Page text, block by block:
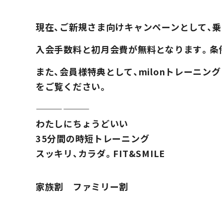
現在、ご新規さま向けキャンペーンとして
入会手数料と初月会費が無料となります。
また、会員様特典として、milonトレーニン
をご覧ください。
——————
わたしにちょうどいい
35分間の時短トレーニング
スッキリ、カラダ。FIT&SMILE
家族割 ファミリー割